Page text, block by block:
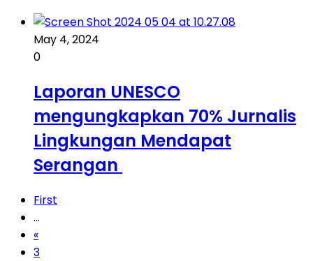
May 4, 2024
0
Laporan UNESCO
mengungkapkan 70% Jurnalis
Lingkungan Mendapat
Serangan
First
...
«
3